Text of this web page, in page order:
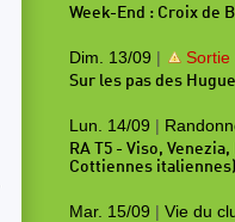
Week-End : Croix de
Dim. 13/09 | Sortie
Sur les pas des
Lun. 14/09 |
RA T5 - Viso,
Cottiennes italiennes)
Mar. 15/09 | Vie du